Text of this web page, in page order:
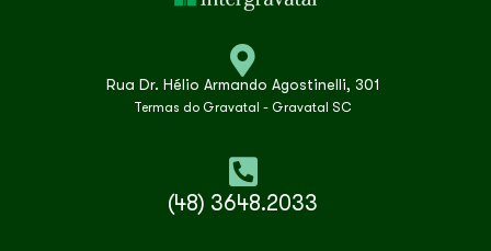
Rua Dr. Hélio Armando Agostinelli, 301
Termas do Gravatal - Gravatal SC
(48) 3648.2033